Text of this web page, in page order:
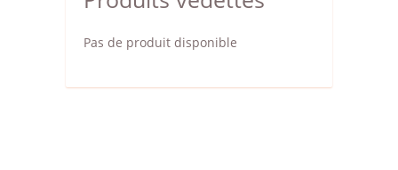
Pas de produit disponible